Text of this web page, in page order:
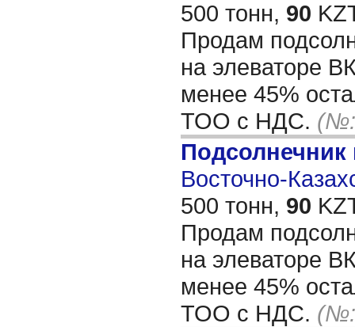
500 тонн, 90
Продам
на элеваторе
менее 45%
ТОО с НДС. (№:
Восточно-
500 тонн, 90
Продам
на элеваторе
менее 45%
ТОО с НДС. (№: